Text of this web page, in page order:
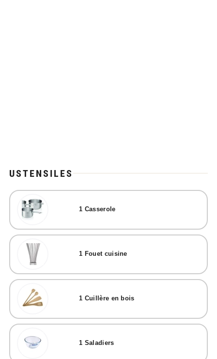
USTENSILES
1 Casserole
1 Fouet cuisine
1 Cuillère en bois
1 Saladiers